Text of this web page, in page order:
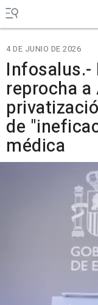
4 DE JUNIO DE 2026
Infosalus.-
reprocha
de
médica